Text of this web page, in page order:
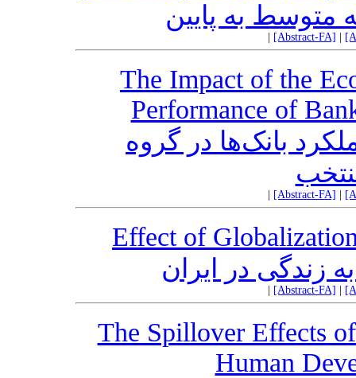
متوسط به پایین
[Abstract-FA]
The Impact of the
Performance of
بانک‌ها در گروه
[Abstract-FA]
Effect of
زندگی در ایران
[Abstract-FA]
The Spillover Effects
Human